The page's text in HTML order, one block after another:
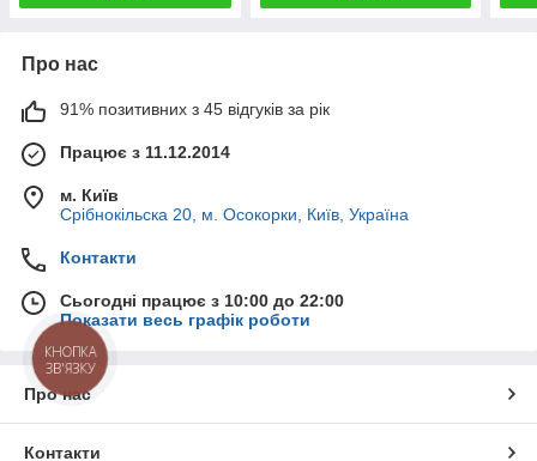
Про нас
91% позитивних з 45 відгуків за рік
Працює з 11.12.2014
м. Київ
Срібнокільска 20, м. Осокорки, Київ, Україна
Контакти
Сьогодні працює з 10:00 до 22:00
Показати весь графік роботи
Про нас
Контакти
КНОПКА
ЗВ'ЯЗКУ